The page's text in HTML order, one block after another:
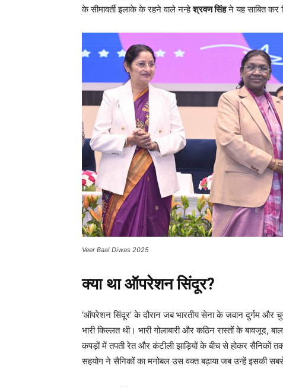
के सीमावर्ती इलाके के रहने वाले नन्हेश्रवण सिंहने यह साबित कर
Veer Baal Diwas 2025
क्या था ऑपरेशन सिंदूर?
‘ऑपरेशन सिंदूर’ के दौरान जब भारतीय सेना के जवान दुर्गम और
भारी किल्लत थी। भारी गोलाबारी और कठिन रास्तों के
कपड़ों में तपती रेत और कंटीली झाड़ियों के बीच से होकर सैनिकों
सहयोग ने सैनिकों का मनोबल उस वक्त बढ़ाया जब उन्हें इसकी